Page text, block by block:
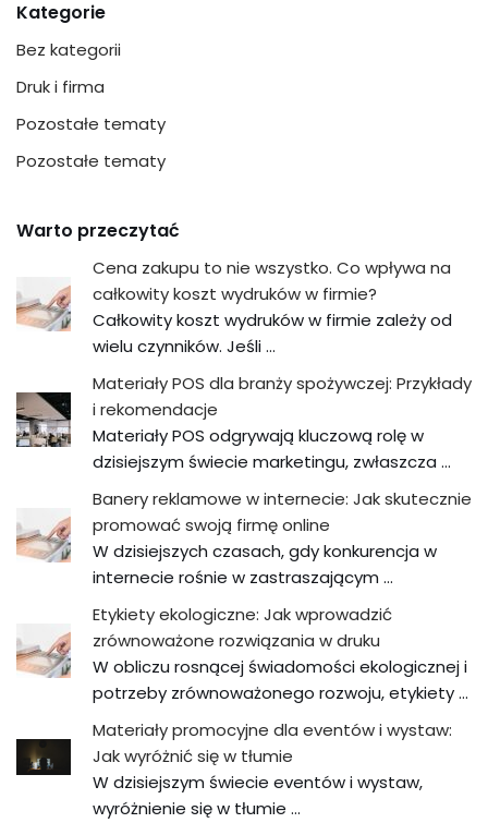
Kategorie
Bez kategorii
Druk i firma
Pozostałe tematy
Pozostałe tematy
Warto przeczytać
Cena zakupu to nie wszystko. Co wpływa na
całkowity koszt wydruków w firmie?
Całkowity koszt wydruków w firmie zależy od
wielu czynników. Jeśli …
Materiały POS dla branży spożywczej: Przykłady
i rekomendacje
Materiały POS odgrywają kluczową rolę w
dzisiejszym świecie marketingu, zwłaszcza …
Banery reklamowe w internecie: Jak skutecznie
promować swoją firmę online
W dzisiejszych czasach, gdy konkurencja w
internecie rośnie w zastraszającym …
Etykiety ekologiczne: Jak wprowadzić
zrównoważone rozwiązania w druku
W obliczu rosnącej świadomości ekologicznej i
potrzeby zrównoważonego rozwoju, etykiety …
Materiały promocyjne dla eventów i wystaw:
Jak wyróżnić się w tłumie
W dzisiejszym świecie eventów i wystaw,
wyróżnienie się w tłumie …